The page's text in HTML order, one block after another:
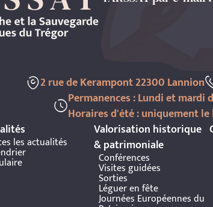
2 rue de Kerampont 22300 Lannion
Permanences : Lundi et mardi
Horaires d'été : uniquement le
les actualités
Valorisation historique
& patrimoniale
Conférences
Visites guidées
Sorties
Léguer en fête
Journées Européennes du